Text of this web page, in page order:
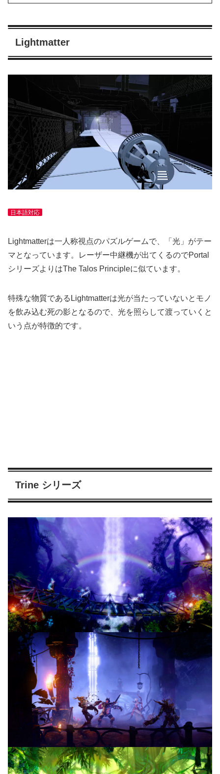
Lightmatter
日本語対応
Lightmatterは一人称視点のパズルゲームで、「光」がテー
マとなっています。レーザー中継機が出てくるのでPortal
シリーズよりはThe Talos Principleに似ています。
特殊な物質であるLightmatterは光が当たっていないとモノ
を飲み込む死の影となるので、光を照らして渡っていくと
いう点が特徴的です。
Trine シリーズ